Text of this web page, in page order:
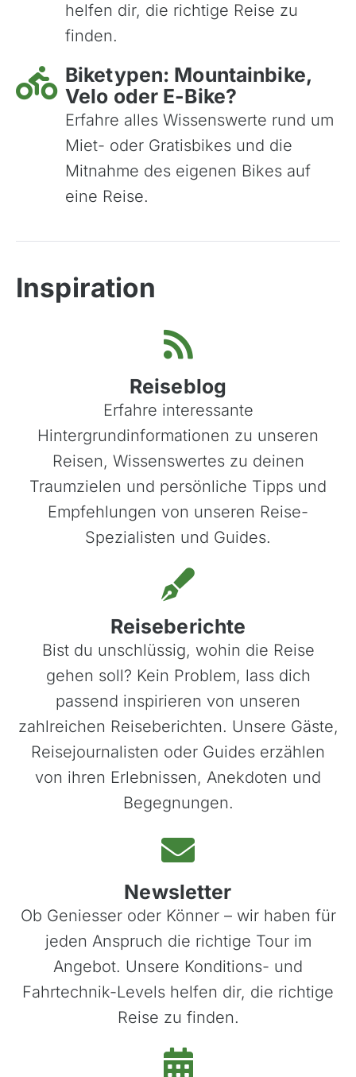
helfen dir, die richtige Reise zu
finden.
Biketypen: Mountainbike,
Velo oder E-Bike?
Erfahre alles Wissenswerte rund um
Miet- oder Gratisbikes und die
Mitnahme des eigenen Bikes auf
eine Reise.
Inspiration
Reiseblog
Erfahre interessante
Hintergrundinformationen zu unseren
Reisen, Wissenswertes zu deinen
Traumzielen und persönliche Tipps und
Empfehlungen von unseren Reise-
Spezialisten und Guides.
Reiseberichte
Bist du unschlüssig, wohin die Reise
gehen soll? Kein Problem, lass dich
passend inspirieren von unseren
zahlreichen Reiseberichten. Unsere Gäste,
Reisejournalisten oder Guides erzählen
von ihren Erlebnissen, Anekdoten und
Begegnungen.
Newsletter
Ob Geniesser oder Könner – wir haben für
jeden Anspruch die richtige Tour im
Angebot. Unsere Konditions- und
Fahrtechnik-Levels helfen dir, die richtige
Reise zu finden.
Baltikum (Estland, Lettland, Litauen)
Bikestationen
Bulgarien
Finnland
Frankreich
Griechenland
Madeira, Portugal
Norwegen
Österreich
Polen, Masuren
Portugal
Sardinien, Italien